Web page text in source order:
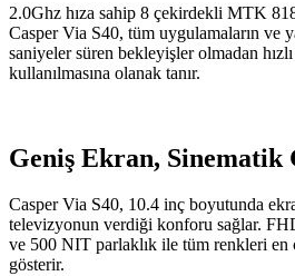
2.0Ghz hıza sahip 8 çekirdekli MTK
Casper Via S40, tüm uygulamaların ve
saniyeler süren bekleyişler olmadan hızlı
kullanılmasına olanak tanır.
Geniş Ekran, Sinematik
Casper Via S40, 10.4 inç boyutunda
televizyonun verdiği konforu sağlar.
ve 500 NIT parlaklık ile tüm renkleri en
gösterir.